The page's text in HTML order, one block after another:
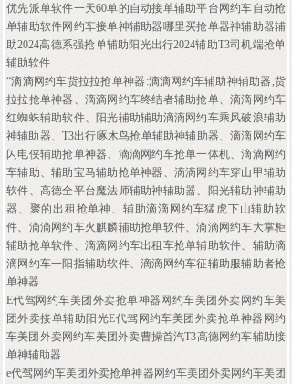
优先派单软件一天60单的自动接单辅助平台网约车自动抢
单辅助软件网约车接单神辅助器哪里买抢单器神辅助器辅
助2024高德系强抢单辅助阳光出行2024辅助T3司机端抢单
辅助软件
“滴滴网约车货拉拉抢单神器:滴滴网约车辅助神辅助器,货
拉拉抢单神器、滴滴网约车终结者辅助抢单、滴滴网约车
红蜘蛛辅助软件、阳光辅助辅助滴滴网约车乘风破浪辅助
神辅助器、T3出行啄木鸟抢单辅助神辅助器、滴滴网约车
闪电侠辅助抢单神器、滴滴网约车抢单一体机、滴滴网约
车辅助、辅助宝马辅助抢单神器、滴滴网约车穿山甲辅助
软件、高德全平台魔法师辅助神辅助器、阳光辅助神辅助
器、聚的出租抢单神、辅助滴滴网约车猛虎下山辅助软
件、滴滴网约车火麒麟辅助抢单软件、滴滴网约车大掌柜
辅助抢单软件、滴滴网约车出租车抢单辅助软件、辅助滴
滴网约车一阳指辅助软件、滴滴网约车征辅助服辅助者抢
单神器
E代驾网约车美团外卖抢单神器网约车美团外卖网约车美
团外卖接单辅助阳光E代驾网约车美团外卖抢单神器网约
车美团外卖网约车美团外卖曹操首汽T3高德网约车辅助接
单神辅助器
e代驾网约车美团外卖抢单神器网约车美团外卖网约车美团